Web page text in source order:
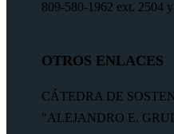
809-580-1962 ext. 2504
OTROS ENLACES
CÁTEDRA DE
"ALEJANDRO E.